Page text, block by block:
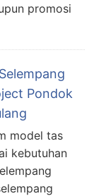
promosi
Pondok
model tas
kebutuhan